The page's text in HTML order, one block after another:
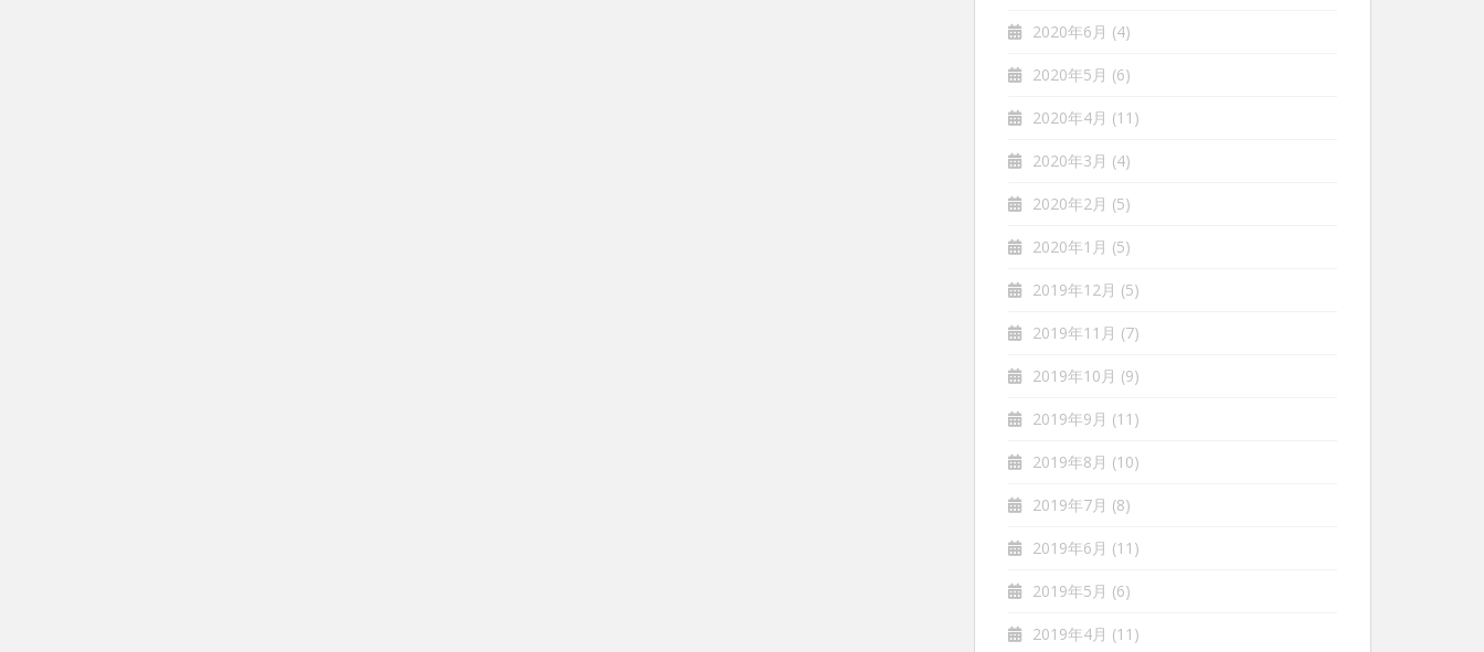
2020年6月 (4)
2020年5月 (6)
2020年4月 (11)
2020年3月 (4)
2020年2月 (5)
2020年1月 (5)
2019年12月 (5)
2019年11月 (7)
2019年10月 (9)
2019年9月 (11)
2019年8月 (10)
2019年7月 (8)
2019年6月 (11)
2019年5月 (6)
2019年4月 (11)